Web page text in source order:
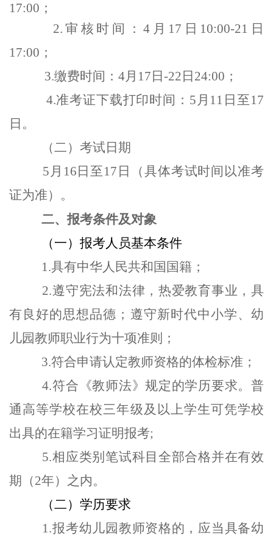
17:00；
2.审核时间：4月17日10:00-21日
17:00；
3.缴费时间：4月17日-22日24:00；
4.准考证下载打印时间：5月11日至17
日。
（二）考试日期
5月16日至17日（具体考试时间以准考
证为准）。
二、报考条件及对象
（一）报考人员基本条件
1.具有中华人民共和国国籍；
2.遵守宪法和法律，热爱教育事业，具
有良好的思想品德；遵守新时代中小学、幼
儿园教师职业行为十项准则；
3.符合申请认定教师资格的体检标准；
4.符合《教师法》规定的学历要求。普
通高等学校在校三年级及以上学生可凭学校
出具的在籍学习证明报考;
5.相应类别笔试科目全部合格并在有效
期（2年）之内。
（二）学历要求
1.报考幼儿园教师资格的，应当具备幼